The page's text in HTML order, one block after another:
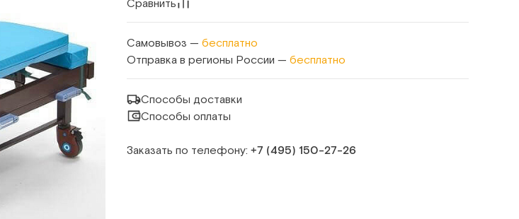
Сравнить
Самовывоз — бесплатно
Отправка в регионы России — бесплатно
Способы доставки
Способы оплаты
Заказать по телефону: +7 (495) 150‑27‑26